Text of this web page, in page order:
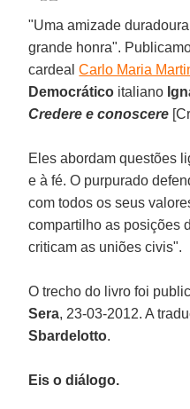
"Uma amizade
grande honra".
cardealCarlo Maria
Democrático italiano
Credere e conoscere
Eles abordam questões
e à fé. O purpurado
com todos os seus
compartilho as posições
criticam as uniões civis".
O trecho do livro foi
Sera, 23-03-2012. A
Sbardelotto.
Eis o diálogo.